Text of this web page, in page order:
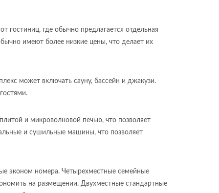
гостиниц, где обычно предлагается отдельная
имеют более низкие цены, что делает их
может включать сауну, бассейн и джакузи.
и микроволновой печью, что позволяет
и сушильные машины, что позволяет
эконом номера. Четырехместные семейные
на размещении. Двухместные стандартные